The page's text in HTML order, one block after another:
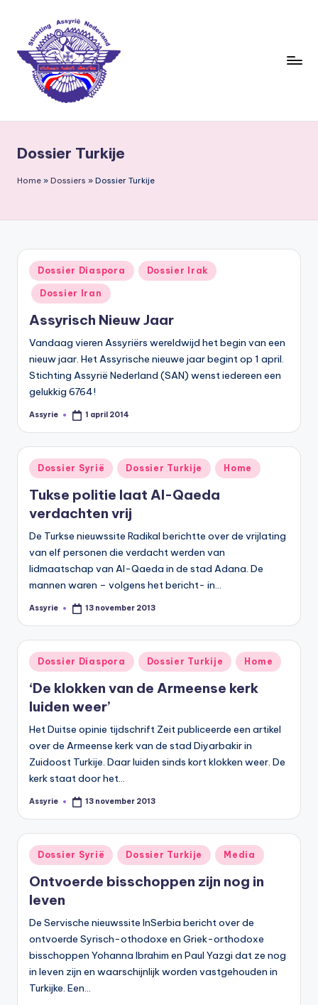
c
h
g
A
N
e
Dossier Turkije
Home » Dossiers » Dossier Turkije
Geplaatst
in
Dossier Diaspora Dossier Irak
Dossier Iran
Assyrisch Nieuw Jaar
Vandaag vieren Assyriërs wereldwijd het begin van een
nieuw jaar. Het Assyrische nieuwe jaar begint op 1 april.
Stichting Assyrië Nederland (SAN) wenst iedereen een
gelukkig 6764!
Geplaatst
Assyrie 1 april 2014
Geplaatst
in
Dossier Syrië Dossier Turkije Home
Tukse politie laat Al-Qaeda
verdachten vrij
De Turkse nieuwssite Radikal berichtte over de vrijlating
van elf personen die verdacht werden van
lidmaatschap van Al-Qaeda in de stad Adana. De
mannen waren – volgens het bericht- in…
Geplaatst
Assyrie 13 november 2013
Geplaatst
in
Dossier Diaspora Dossier Turkije Home
‘De klokken van de Armeense kerk
luiden weer’
Het Duitse opinie tijdschrift Zeit publiceerde een artikel
over de Armeense kerk van de stad Diyarbakir in
Zuidoost Turkije. Daar luiden sinds kort klokken weer. De
kerk staat door het…
Geplaatst
Assyrie 13 november 2013
Geplaatst
in
Dossier Syrië Dossier Turkije Media
Ontvoerde bisschoppen zijn nog in
leven
De Servische nieuwssite InSerbia bericht over de
ontvoerde Syrisch-othodoxe en Griek-orthodoxe
bisschoppen Yohanna Ibrahim en Paul Yazgi dat ze nog
in leven zijn en waarschijnlijk worden vastgehouden in
Turkijke. Een…